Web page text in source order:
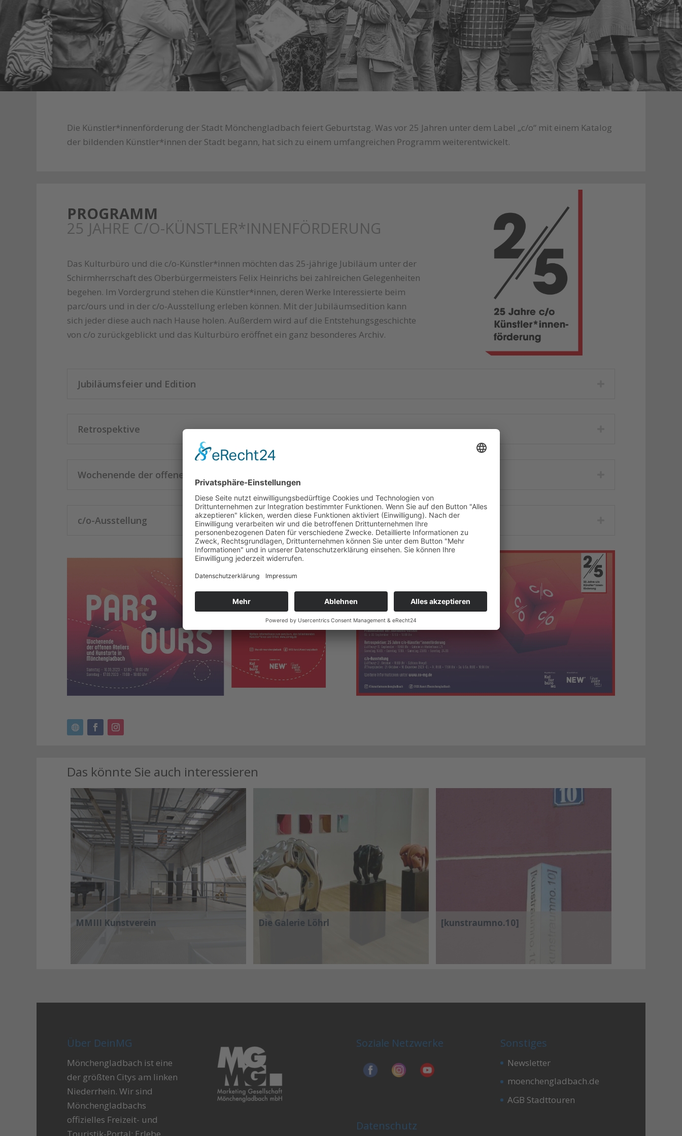
Die Künstler*innenförderung der Stadt Mönchengladbach feiert Geburtstag. Was vor 25 Jahren unter dem Label „c/o“ mit einem Katalog
der bildenden Künstler*innen der Stadt begann, hat sich zu einem umfangreichen Programm weiterentwickelt.
PROGRAMM
25 JAHRE C/O-KÜNSTLER*INNENFÖRDERUNG
Das Kulturbüro und die c/o-Künstler*innen möchten das 25-jährige Jubiläum unter der
Schirmherrschaft des Oberbürgermeisters Felix Heinrichs bei zahlreichen Gelegenheiten
begehen. Im Vordergrund stehen die Künstler*innen, deren Werke Interessierte beim
parc/ours und in der c/o-Ausstellung erleben können. Mit der Jubiläumsedition kann
sich jeder diese auch nach Hause holen. Außerdem wird auf die Entstehungsgeschichte
von c/o zurückgeblickt und das Kulturbüro eröffnet ein ganz besonderes Archiv.
Jubiläumsfeier und Edition
Retrospektive
Wochenende der offenen Ateliers
c/o-Ausstellung
Das könnte Sie auch interessieren
MMIII Kunstverein Die Galerie Löhrl [kunstraumno.10]
Über DeinMG
Mönchengladbach ist eine
der größten Citys am linken
Niederrhein. Wir sind
Mönchengladbachs
offizielles Freizeit- und
Touristik-Portal: Erlebe
Soziale Netzwerke
Datenschutz
Sonstiges
Newsletter
moenchengladbach.de
AGB Stadttouren